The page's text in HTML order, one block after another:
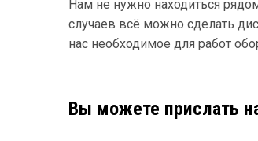
Нам не нужно находиться
случаев всё можно сделать
нас необходимое для работ
Вы можете прислать